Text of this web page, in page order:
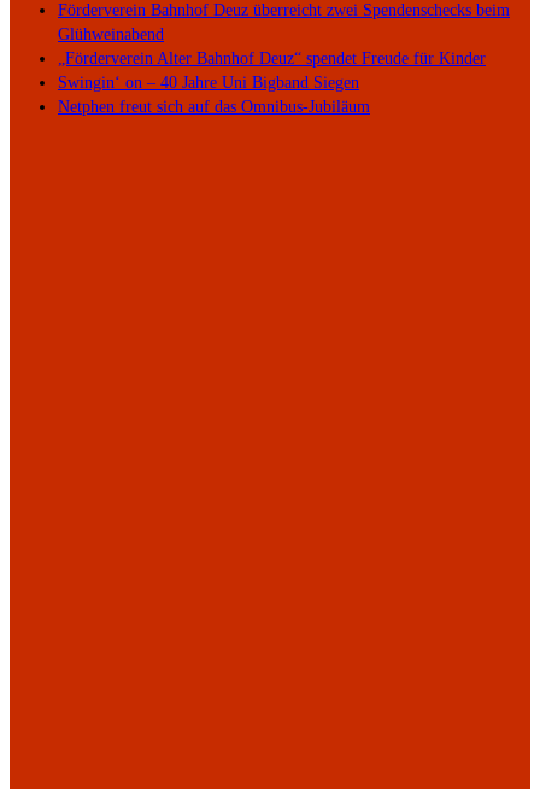
Förderverein Bahnhof Deuz überreicht zwei Spendenschecks beim
Glühweinabend
„Förderverein Alter Bahnhof Deuz“ spendet Freude für Kinder
Swingin‘ on – 40 Jahre Uni Bigband Siegen
Netphen freut sich auf das Omnibus-Jubiläum